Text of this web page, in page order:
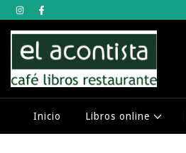
Inicio Libros online